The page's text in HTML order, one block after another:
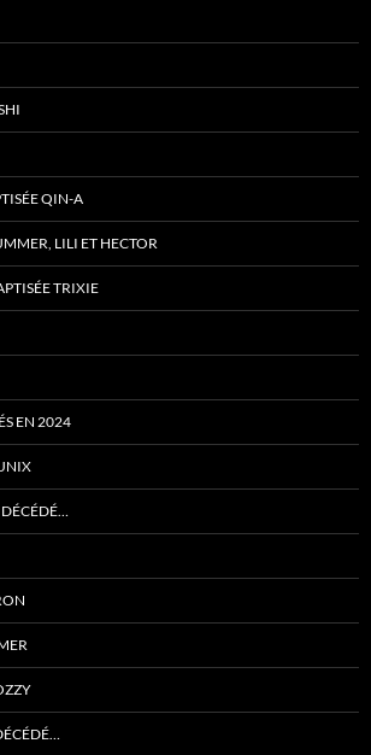
QIN-A
LILI ET HECTOR
TRIXIE
EN 2024
DÉCÉDÉ…